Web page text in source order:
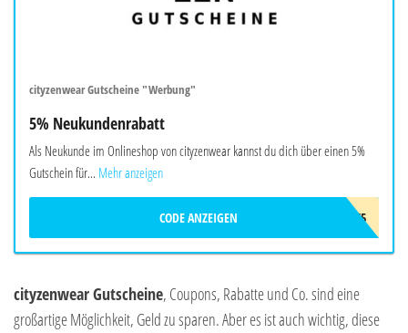
cityzenwear Gutscheine "Werbung"
5% Neukundenrabatt
Als Neukunde im Onlineshop von cityzenwear kannst du dich über einen 5%
Gutschein für... Mehr anzeigen
CITYZENRABATT5
CODE ANZEIGEN
cityzenwear Gutscheine, Coupons, Rabatte und Co. sind eine
großartige Möglichkeit, Geld zu sparen. Aber es ist auch wichtig, diese